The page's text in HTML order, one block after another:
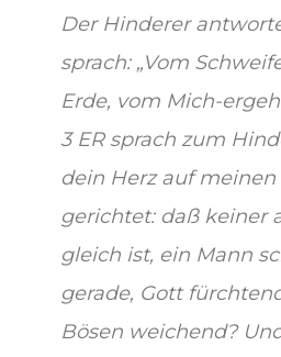
Der Hinderer
sprach: „Vom
Erde, vom Mich-
3 ER sprach zum
dein Herz auf
gerichtet: daß keiner
gleich ist, ein Mann
gerade, Gott
Bösen weichend?